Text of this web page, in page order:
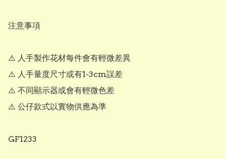
注意事項
⚠️ 人手製作花材每件會有輕微差異
⚠️ 人手量度尺寸或有1-3cm誤差
⚠️ 不同顯示器或會有輕微色差
⚠️ 公仔款式以實物供應為準
GF1233